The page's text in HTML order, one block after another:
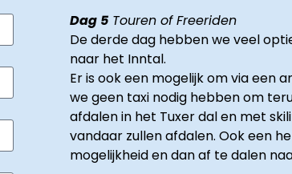
Dag 5 Touren of Freeriden
De derde dag hebben we veel
naar het Inntal.
Er is ook een mogelijk om via een
we geen taxi nodig hebben om
afdalen in het Tuxer dal en met
vandaar zullen afdalen. Ook een
mogelijkheid en dan af te dalen